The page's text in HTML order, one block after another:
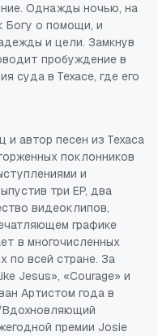
Однажды ночью, на
Богу о помощи, и
и цели. Замкнув
пробуждение в
суда в Техасе, где его
и автор песен из Техаса
поклонников
и
три EP, два
видеоклипов,
графике
в многочисленных
по всей стране. За
Jesus», «Courage» и
Артистом года в
Вдохновляющий
премии Josie